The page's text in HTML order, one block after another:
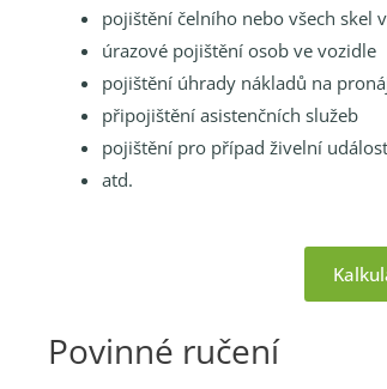
pojištění čelního nebo všech skel
úrazové pojištění osob ve vozidle
pojištění úhrady nákladů na
připojištění asistenčních služeb
pojištění pro případ živelní
atd.
Povinné ručení